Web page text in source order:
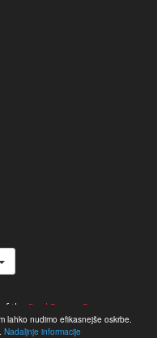
lahko nudimo efikasnejše oskrbe.
Nadaljnje informacije
the Real Estate Group.
© 2026 Vse